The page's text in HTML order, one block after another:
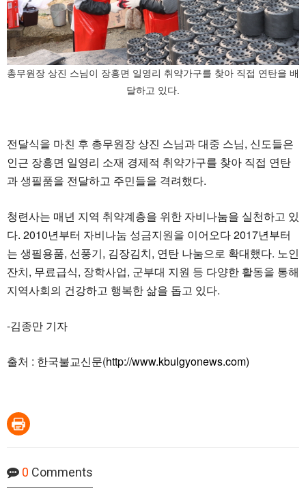
총무원장 상진 스님이 장흥면 일영리 취약가구를 찾아 직접 연탄을 배
달하고 있다.
전달식을 마친 후 총무원장 상진 스님과 대중 스님, 신도들은
인근 장흥면 일영리 소재 경제적 취약가구를 찾아 직접 연탄
과 생필품을 전달하고 주민들을 격려했다.
청련사는 매년 지역 취약계층을 위한 자비나눔을 실천하고 있
다. 2010년부터 자비나눔 성금지원을 이어오다 2017년부터
는 생필용품, 선풍기, 김장김치, 연탄 나눔으로 확대했다. 노인
잔치, 무료급식, 장학사업, 군부대 지원 등 다양한 활동을 통해
지역사회의 건강하고 행복한 삶을 돕고 있다.
-김종만 기자
출처 : 한국불교신문(http://www.kbulgyonews.com)
0 Comments